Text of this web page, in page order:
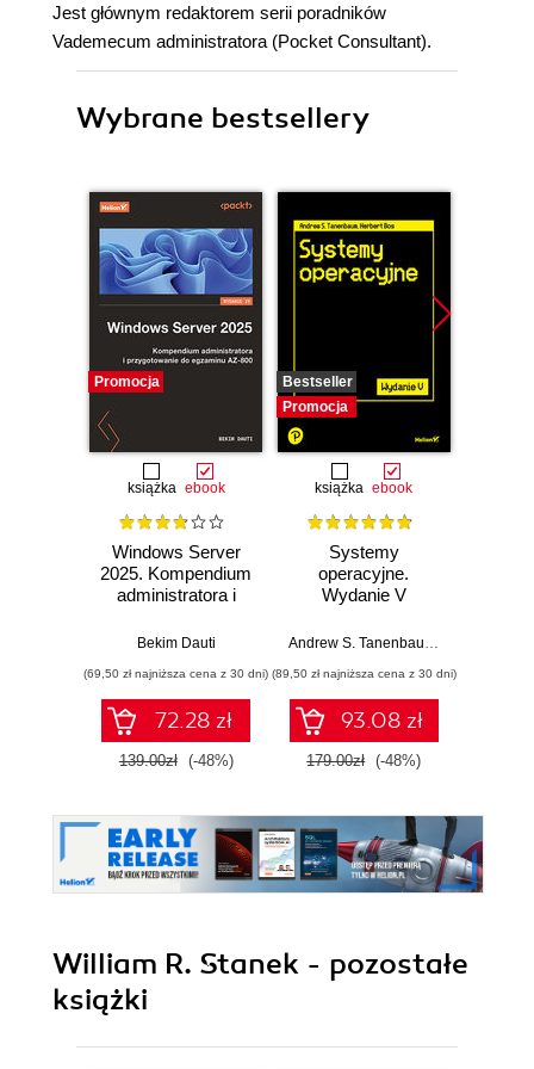
Jest głównym redaktorem serii poradników
Vademecum administratora (Pocket Consultant).
Wybrane bestsellery
Promocja
książka ebook
Windows Server
2025. Kompendium
administratora i
egzaminu AZ-800.
Bekim Dauti
(69,50 zł najniższa cena z 30 dni)
72.28 zł
139.00zł (-48%)
Bestseller
Promocja
książka ebook
Systemy
operacyjne.
Wydanie V
(89,50 zł najniższa cena z 30 dni)
93.08 zł
179.00zł (-48%)
William R. Stanek - pozostałe
książki